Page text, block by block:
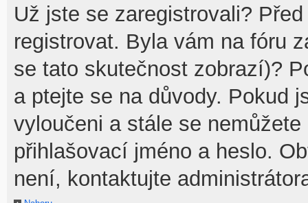
Už jste se zaregistrovali?
registrovat. Byla vám na fóru
se tato skutečnost zobrazí)?
a ptejte se na důvody. Pokud
vyloučeni a stále se
přihlašovací jméno a heslo.
není, kontaktujte